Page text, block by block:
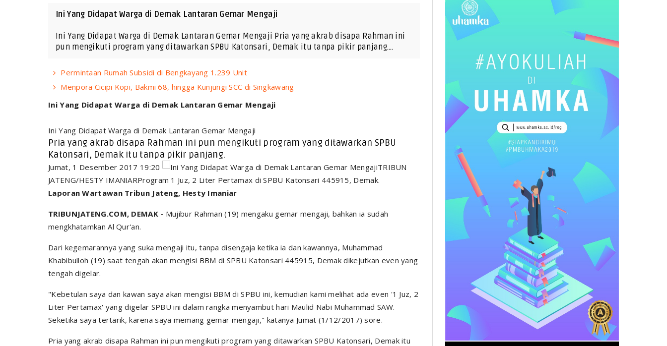
Ini Yang Didapat Warga di Demak Lantaran Gemar Mengaji
Ini Yang Didapat Warga di Demak Lantaran Gemar Mengaji Pria yang akrab disapa Rahman ini
pun mengikuti program yang ditawarkan SPBU Katonsari, Demak itu tanpa pikir panjang.…
Permintaan Rumah Subsidi di Bengkayang 1.239 Unit
Menpora Cicipi Kopi, Bakmi 68, hingga Kunjungi SCC di Singkawang
Ini Yang Didapat Warga di Demak Lantaran Gemar Mengaji
Ini Yang Didapat Warga di Demak Lantaran Gemar Mengaji
Pria yang akrab disapa Rahman ini pun mengikuti program yang ditawarkan SPBU
Katonsari, Demak itu tanpa pikir panjang.
Jumat, 1 Desember 2017 19:20
TRIBUN
JATENG/HESTY IMANIARProgram 1 Juz, 2 Liter Pertamax di SPBU Katonsari 445915, Demak.
Laporan Wartawan Tribun Jateng, Hesty Imaniar
TRIBUNJATENG.COM, DEMAK - Mujibur Rahman (19) mengaku gemar mengaji, bahkan ia sudah
mengkhatamkan Al Qur'an.
Dari kegemarannya yang suka mengaji itu, tanpa disengaja ketika ia dan kawannya, Muhammad
Khabibulloh (19) saat tengah akan mengisi BBM di SPBU Katonsari 445915, Demak dikejutkan even yang
tengah digelar.
"Kebetulan saya dan kawan saya akan mengisi BBM di SPBU ini, kemudian kami melihat ada even '1 Juz, 2
Liter Pertamax' yang digelar SPBU ini dalam rangka menyambut hari Maulid Nabi Muhammad SAW.
Seketika saya tertarik, karena saya memang gemar mengaji," katanya Jumat (1/12/2017) sore.
Pria yang akrab disapa Rahman ini pun mengikuti program yang ditawarkan SPBU Katonsari, Demak itu